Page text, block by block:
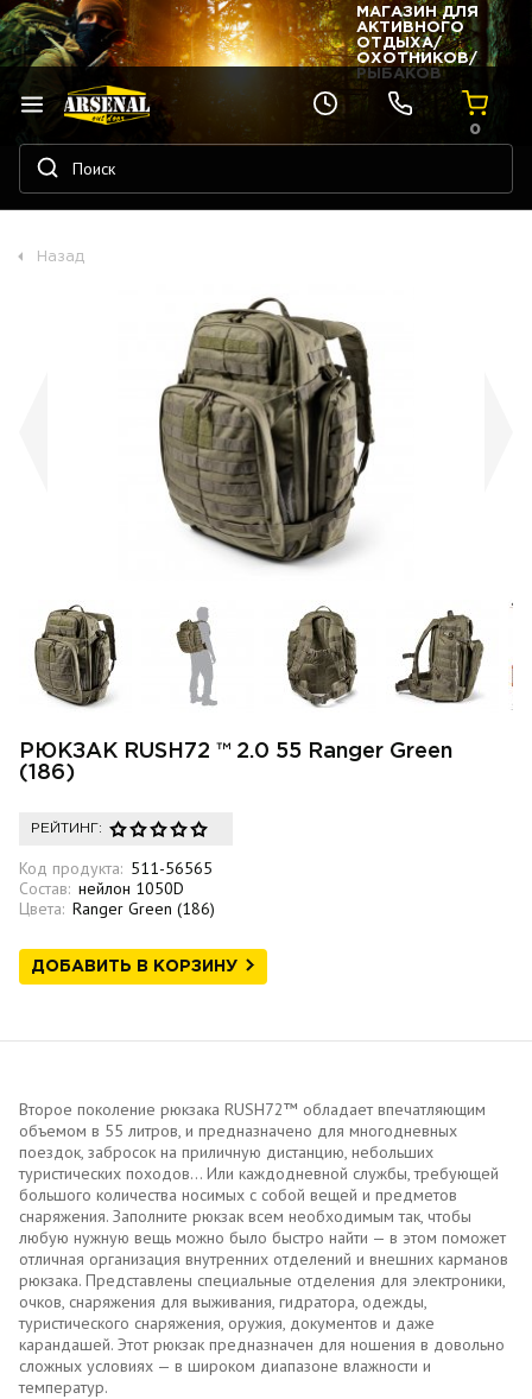
МАГАЗИН ДЛЯ
АКТИВНОГО
ОТДЫХА/
ОХОТНИКОВ/
РЫБАКОВ
0
Назад
РЮКЗАК RUSH72 ™ 2.0 55 Ranger Green
(186)
РЕЙТИНГ:
Код продукта: 511-56565
Состав: нейлон 1050D
Цвета: Ranger Green (186)
ДОБАВИТЬ В КОРЗИНУ
Второе поколение рюкзака RUSH72™ обладает впечатляющим
объемом в 55 литров, и предназначено для многодневных
поездок, забросок на приличную дистанцию, небольших
туристических походов... Или каждодневной службы, требующей
большого количества носимых с собой вещей и предметов
снаряжения. Заполните рюкзак всем необходимым так, чтобы
любую нужную вещь можно было быстро найти — в этом поможет
отличная организация внутренних отделений и внешних карманов
рюкзака. Представлены специальные отделения для электроники,
очков, снаряжения для выживания, гидратора, одежды,
туристического снаряжения, оружия, документов и даже
карандашей. Этот рюкзак предназначен для ношения в довольно
сложных условиях — в широком диапазоне влажности и
температур.